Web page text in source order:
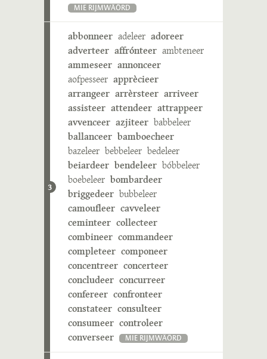
MIE RIJMWÄÖRD
3
abbonneer adeleer adoreer
adverteer affrónteer ambteneer
ammeseer annonceer
aofpesseer apprècieer
arrangeer arrèrsteer arriveer
assisteer attendeer attrappeer
avvenceer azjiteer babbeleer
ballanceer bamboecheer
bazeleer bebbeleer bedeleer
beiardeer bendeleer bóbbeleer
boebeleer bombardeer
briggedeer bubbeleer
camoufleer cavveleer
ceminteer collecteer
combineer commandeer
completeer componeer
concentreer concerteer
concludeer concurreer
confereer confronteer
constateer consulteer
consumeer controleer
converseer
MIE RIJMWÄÖRD